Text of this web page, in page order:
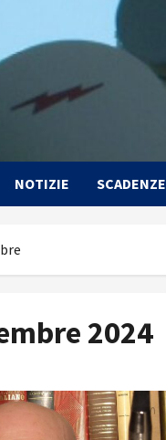
NOTIZIE SCADENZE
2024